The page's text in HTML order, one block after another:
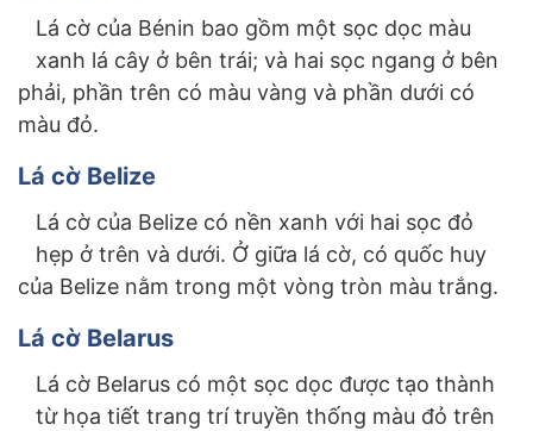
Lá cờ của Bénin bao gồm một sọc dọc màu
xanh lá cây ở bên trái; và hai sọc ngang ở bên
phải, phần trên có màu vàng và phần dưới có
màu đỏ.
Lá cờ Belize
Lá cờ của Belize có nền xanh với hai sọc đỏ
hẹp ở trên và dưới. Ở giữa lá cờ, có quốc huy
của Belize nằm trong một vòng tròn màu trắng.
Lá cờ Belarus
Lá cờ Belarus có một sọc dọc được tạo thành
từ họa tiết trang trí truyền thống màu đỏ trên